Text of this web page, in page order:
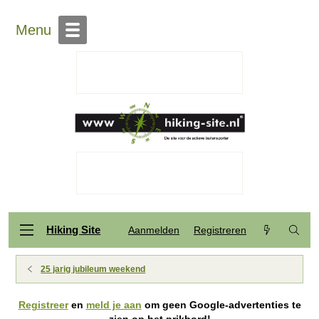
Menu
Hiking Site Aanmelden Registreren
25 jarig jubileum weekend
Registreeren meld je aan om geen Google-advertenties te